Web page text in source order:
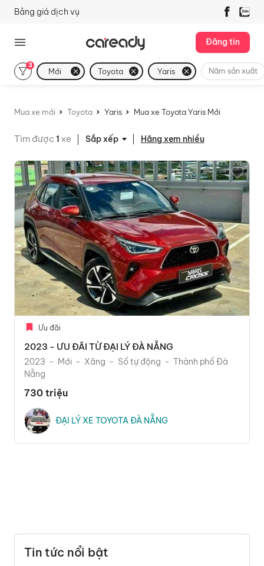
Bảng giá dịch vụ
Đăng tin
3
Mới Toyota Yaris Năm sản xuất
Mua xe mới Toyota Yaris Mua xe Toyota Yaris Mới
Tìm được 1 xe Hãng xem nhiều
Ưu đãi
2023 - ƯU ĐÃI TỪ ĐẠI LÝ ĐÀ NẴNG
2023 Mới Xăng Số tự động
Thành phố Đà
Nẵng
730 triệu
ĐẠI LÝ XE TOYOTA ĐÀ NẴNG
Tin tức nổi bật